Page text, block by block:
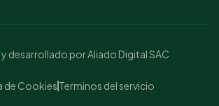
desarrollado por Aliado Digital SAC
de Cookies Terminos del servicio